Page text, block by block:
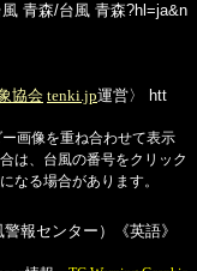
青森/台風 青森?hl=ja&n
協会 tenki.jp運営〉
htt
画像を重ね合わせて表示
は、台風の番号をクリック
なる場合があります。
警報センター）《英語》